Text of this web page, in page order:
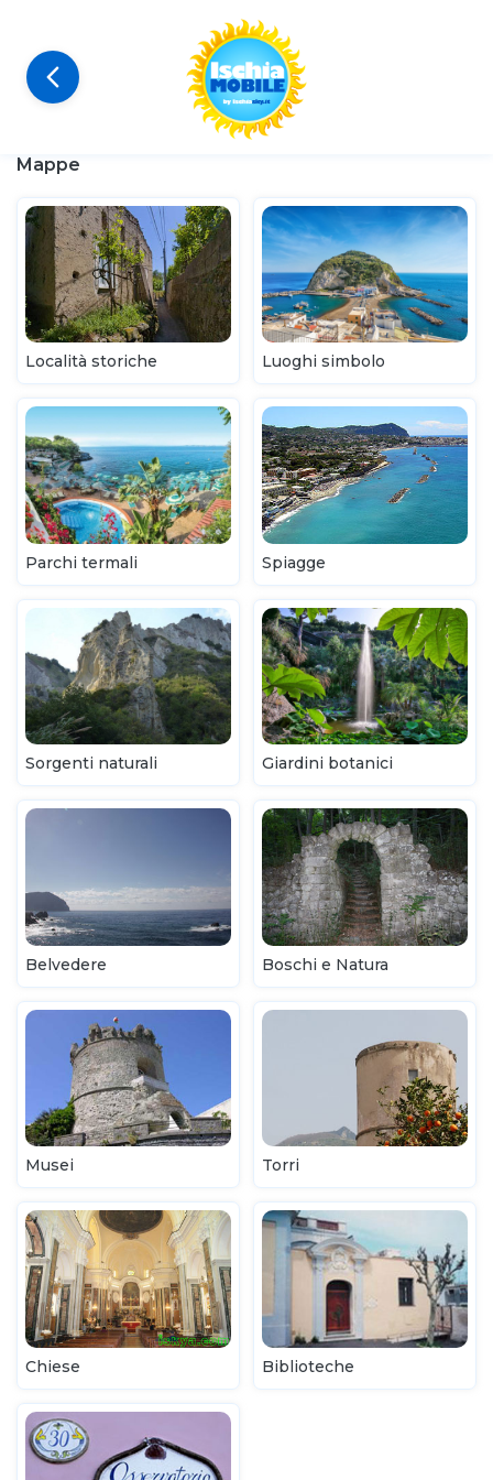
Mappe
Località storiche Luoghi simbolo
Parchi termali Spiagge
Sorgenti naturali Giardini botanici
Belvedere Boschi e Natura
Musei Torri
Chiese Biblioteche